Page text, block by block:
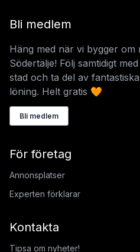
Bli medlem
Häng med när vi bygger om
Södertälje! Följ samtidigt
stad och ta del av
löning. Helt gratis 🧡
Bli medlem
För företag
Annonsplatser
Experten förklarar
Kontakta
Tipsa om nyheter!